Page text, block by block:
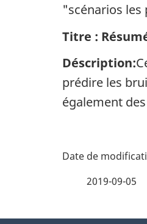
"scénarios les
Titre :
Déscription:
prédire les
également
D
2019-09-05